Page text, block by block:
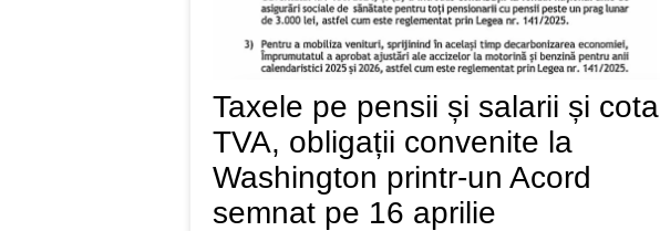
Taxele pe pensii și salarii și cota
TVA, obligații convenite la
Washington printr-un Acord
semnat pe 16 aprilie